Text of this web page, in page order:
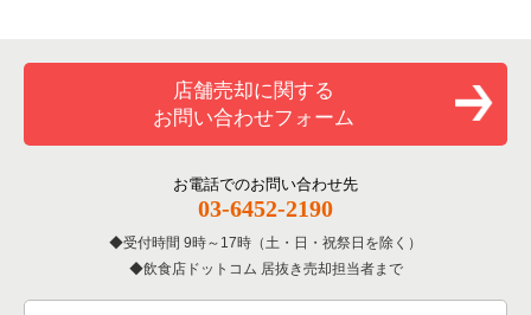
洋食の居抜き売却物件の案件一覧
その他の居抜き売却物件の案件一覧
大阪市東住吉区の飲食店の居抜き売却物件の案件一覧
門真市の飲食店の居抜き売却物件の案件一覧
大阪市天王寺区の飲食店の居抜き売却物件の案件一覧
大阪府のバーの居抜き売却物件の案件一覧
大阪府の居酒屋・ダイニングバーの居抜き売却物件の案件一覧
大阪府の和食の居抜き売却物件の案件一覧
大阪府の洋食の居抜き売却物件の案件一覧
大阪府のその他の居抜き売却物件の案件一覧
店舗売却に関する
お問い合わせフォーム
お電話でのお問い合わせ先
03-6452-2190
受付時間 9時～17時（土・日・祝祭日を除く）
飲食店ドットコム 居抜き売却担当者まで